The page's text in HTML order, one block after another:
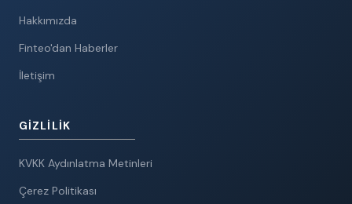
Hakkımızda
Finteo'dan Haberler
İletişim
GIZLILIK
KVKK Aydınlatma Metinleri
Çerez Politikası